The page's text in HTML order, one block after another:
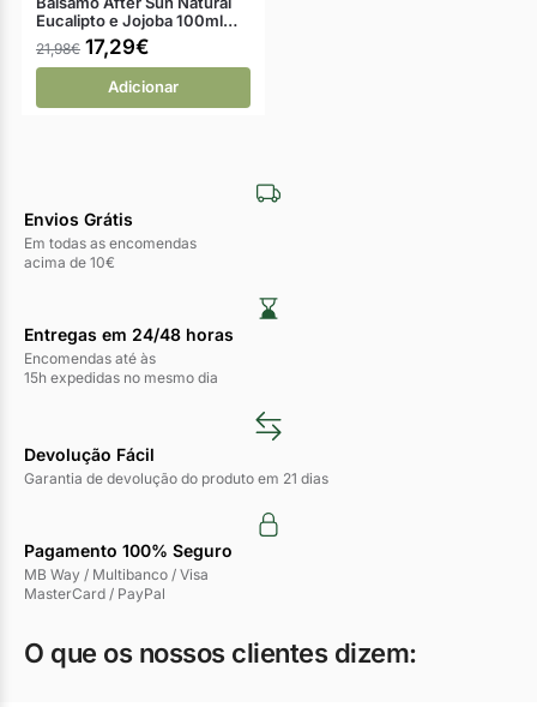
Eucalipto e Jojoba 100ml…
21,98€ 17,29€
Adicionar
Envios Grátis
Em todas as encomendas
acima de 10€
Entregas em 24/48 horas​
Encomendas até às
15h expedidas no mesmo dia
Devolução Fácil
Garantia de devolução do produto em 21 dias
Pagamento 100% Seguro
MB Way / Multibanco / Visa
MasterCard / PayPal
O que os nossos clientes dizem: